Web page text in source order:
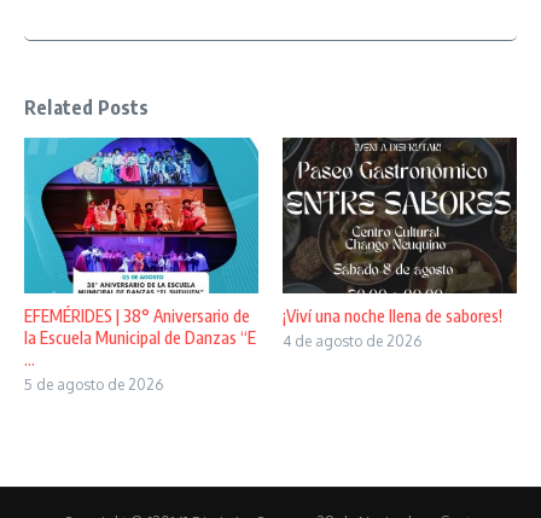
Related Posts
EFEMÉRIDES | 38° Aniversario de
la Escuela Municipal de Danzas “E
...
5 de agosto de 2026
¡Viví una noche llena de sabores!
4 de agosto de 2026